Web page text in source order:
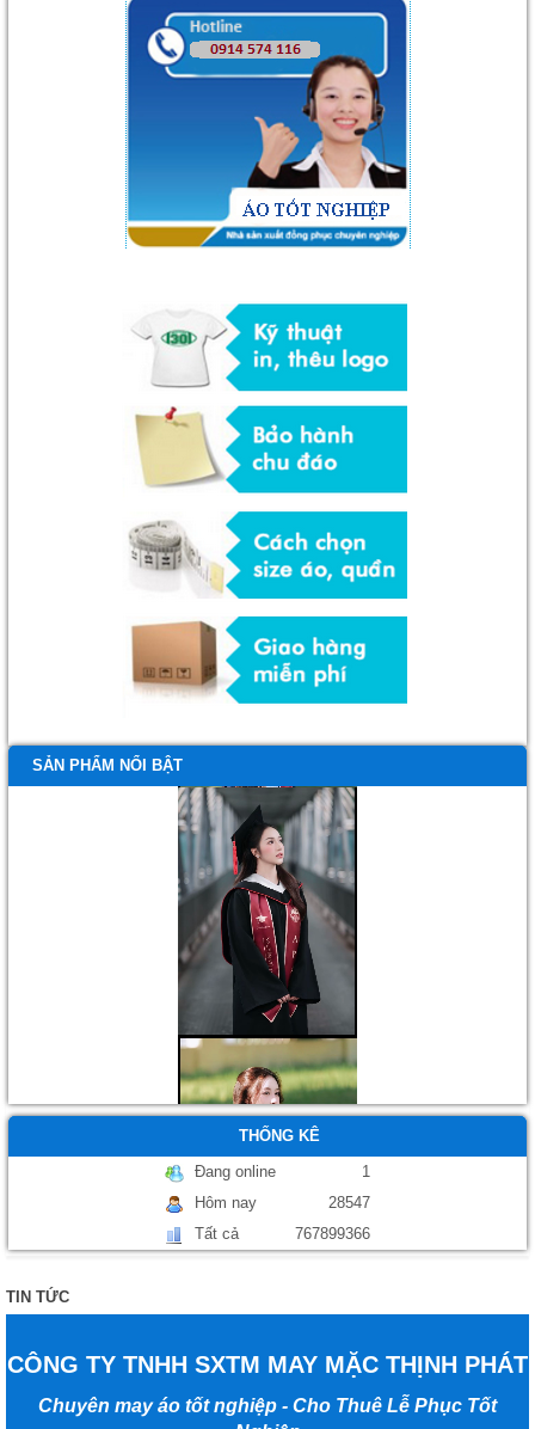
SẢN PHẨM NỔI BẬT
Áo tốt nghiệp
THỐNG KÊ
Đang online
1
Hôm nay
28547
Tất cả
767899366
TIN TỨC
CÔNG TY TNHH SXTM MAY MẶC THỊNH PHÁT
Chuyên may áo tốt nghiệp - Cho Thuê Lễ Phục Tốt